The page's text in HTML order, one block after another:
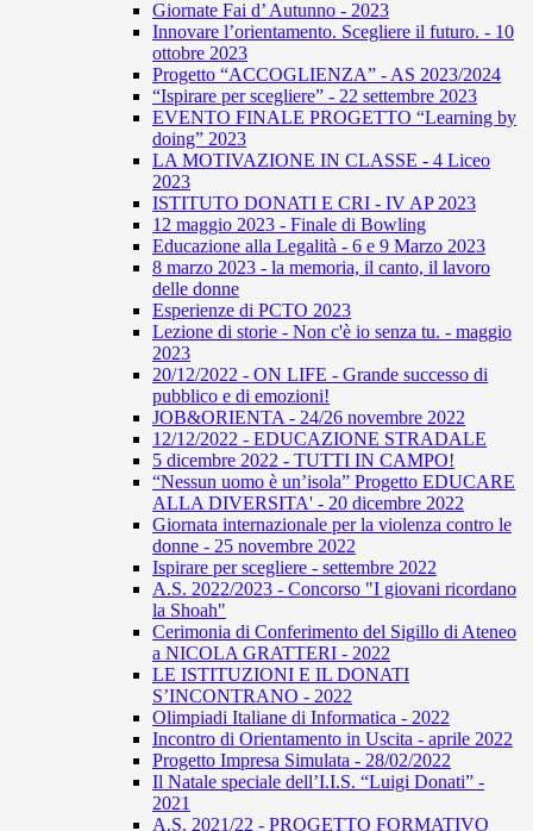
Giornate Fai d’ Autunno - 2023
Innovare l’orientamento. Scegliere il futuro. - 10
ottobre 2023
Progetto “ACCOGLIENZA” - AS 2023/2024
“Ispirare per scegliere” - 22 settembre 2023
EVENTO FINALE PROGETTO “Learning by
doing” 2023
LA MOTIVAZIONE IN CLASSE - 4 Liceo
2023
ISTITUTO DONATI E CRI - IV AP 2023
12 maggio 2023 - Finale di Bowling
Educazione alla Legalità - 6 e 9 Marzo 2023
8 marzo 2023 - la memoria, il canto, il lavoro
delle donne
Esperienze di PCTO 2023
Lezione di storie - Non c'è io senza tu. - maggio
2023
20/12/2022 - ON LIFE - Grande successo di
pubblico e di emozioni!
JOB&ORIENTA - 24/26 novembre 2022
12/12/2022 - EDUCAZIONE STRADALE
5 dicembre 2022 - TUTTI IN CAMPO!
“Nessun uomo è un’isola” Progetto EDUCARE
ALLA DIVERSITA' - 20 dicembre 2022
Giornata internazionale per la violenza contro le
donne - 25 novembre 2022
Ispirare per scegliere - settembre 2022
A.S. 2022/2023 - Concorso "I giovani ricordano
la Shoah"
Cerimonia di Conferimento del Sigillo di Ateneo
a NICOLA GRATTERI - 2022
LE ISTITUZIONI E IL DONATI
S’INCONTRANO - 2022
Olimpiadi Italiane di Informatica - 2022
Incontro di Orientamento in Uscita - aprile 2022
Progetto Impresa Simulata - 28/02/2022
Il Natale speciale dell’I.I.S. “Luigi Donati” -
2021
A.S. 2021/22 - PROGETTO FORMATIVO